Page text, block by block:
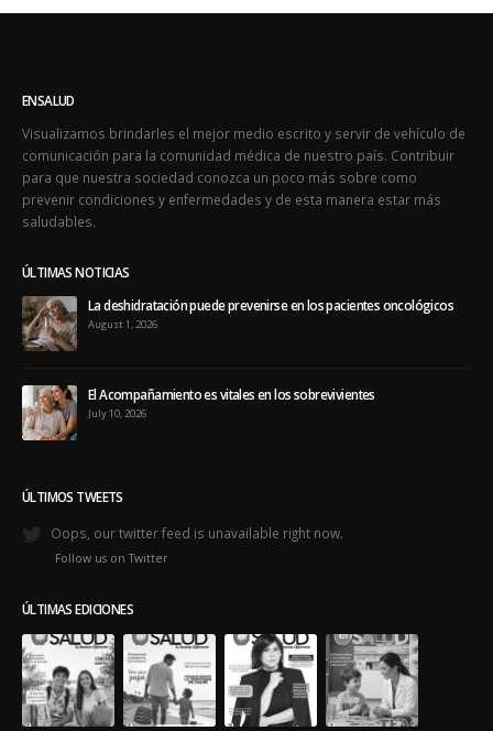
ENSALUD
Visualizamos brindarles el mejor medio escrito y servir de vehículo de
comunicación para la comunidad médica de nuestro país. Contribuir
para que nuestra sociedad conozca un poco más sobre como
prevenir condiciones y enfermedades y de esta manera estar más
saludables.
ÚLTIMAS NOTICIAS
La deshidratación puede prevenirse en los pacientes oncológicos
August 1, 2026
El Acompañamiento es vitales en los sobrevivientes
July 10, 2026
ÚLTIMOS TWEETS
Oops, our twitter feed is unavailable right now.
Follow us on Twitter
ÚLTIMAS EDICIONES